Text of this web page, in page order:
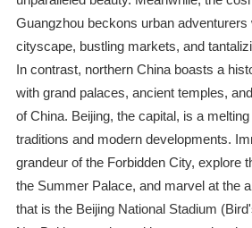
Guangzhou beckons urban adventurers
cityscape, bustling markets, and
In contrast, northern China boasts a
with grand palaces, ancient temples,
of China. Beijing, the capital, is a
traditions and modern developments.
grandeur of the Forbidden City, explore
the Summer Palace, and marvel at the
that is the Beijing National Stadium